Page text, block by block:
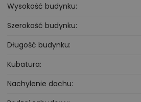
Wysokość budynku
Szerokość budynku
Długość budynku
Kubatura
Nachylenie dachu